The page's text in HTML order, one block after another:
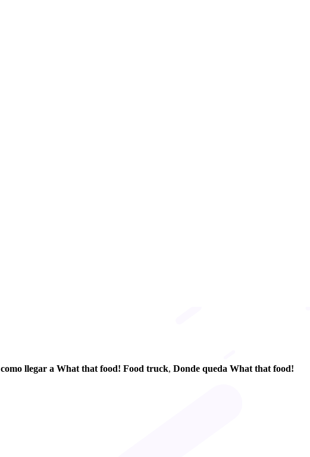
como llegar a What that food! Food truck, Donde queda What that food!